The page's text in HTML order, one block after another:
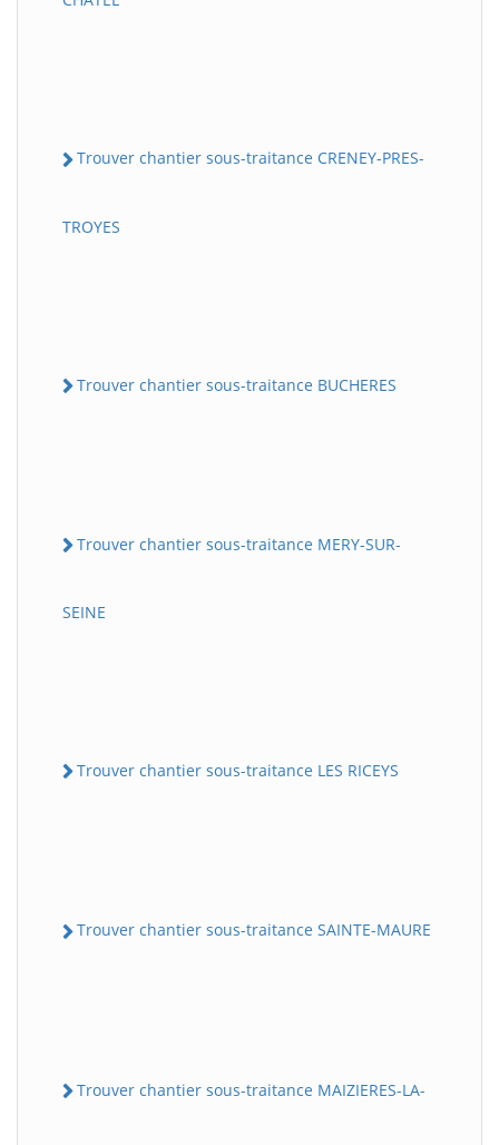
Trouver chantier sous-traitance CRENEY-PRES-
TROYES
Trouver chantier sous-traitance BUCHERES
Trouver chantier sous-traitance MERY-SUR-
SEINE
Trouver chantier sous-traitance LES RICEYS
Trouver chantier sous-traitance SAINTE-MAURE
Trouver chantier sous-traitance MAIZIERES-LA-